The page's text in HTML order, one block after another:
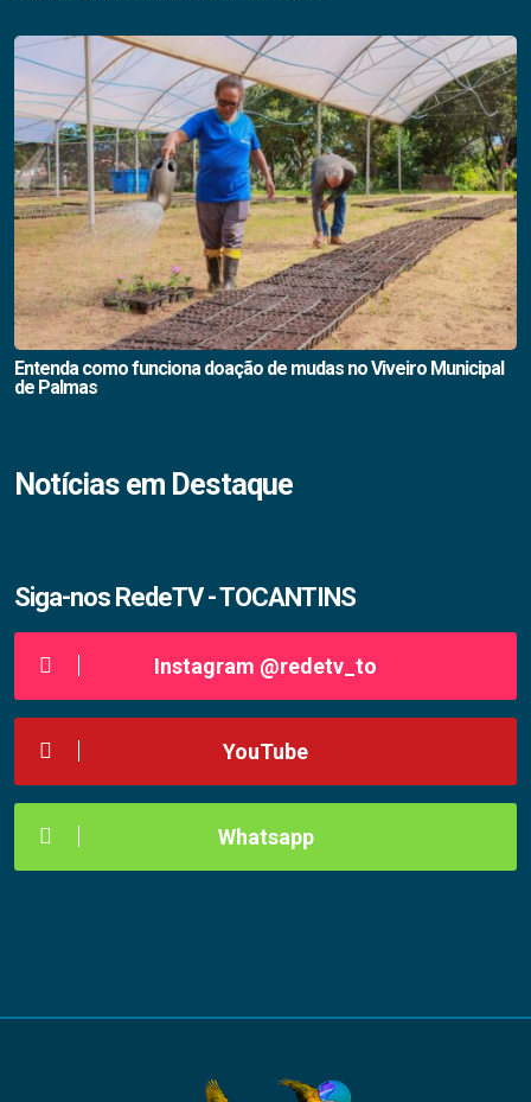
Entenda como funciona doação de mudas no Viveiro Municipal
de Palmas
Notícias em Destaque
Siga-nos RedeTV - TOCANTINS
Instagram @redetv_to
YouTube
Whatsapp